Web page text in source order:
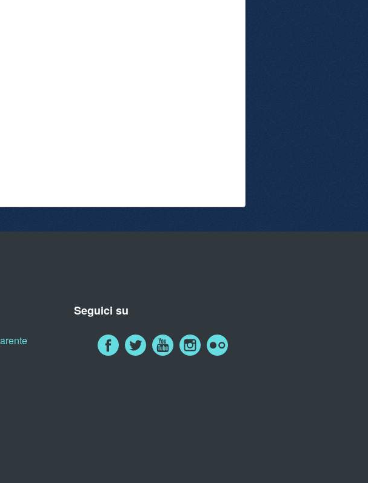
Seguici su